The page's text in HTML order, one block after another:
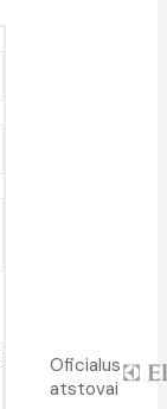
Oficialus
atstovai